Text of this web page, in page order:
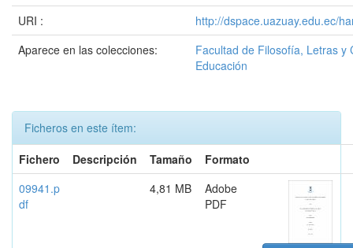
URI :
http://dspace.uazuay.edu.ec/
Aparece en las colecciones:
Facultad de Filosofía, Letras y
Educación
Ficheros en este ítem:
Fichero
Descripción Tamaño
Formato
09941.p
df
4,81 MB
Adobe
PDF